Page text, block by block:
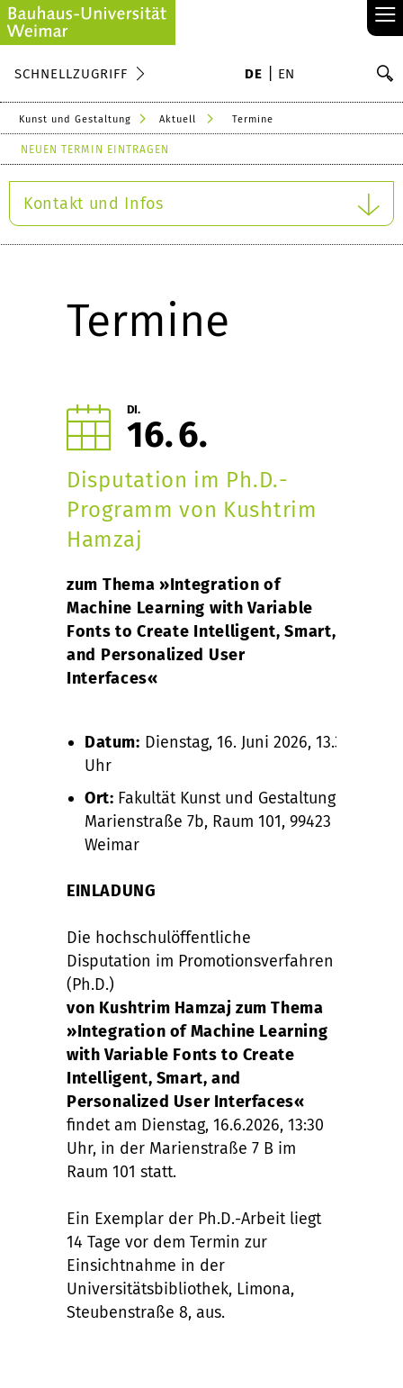
≡
SCHNELLZUGRIFF DE EN
Kunst und Gestaltung Aktuell Termine
NEUEN TERMIN EINTRAGEN
Kontakt und Infos
Termine
DI.
16 6
Disputation im Ph.D.-
Programm von Kushtrim
Hamzaj
zum Thema »Integration of
Machine Learning with Variable
Fonts to Create Intelligent, Smart,
and Personalized User
Interfaces«
Datum: Dienstag, 16. Juni 2026, 13.30
Uhr
Ort: Fakultät Kunst und Gestaltung,
Marienstraße 7b, Raum 101, 99423
Weimar
EINLADUNG
Die hochschulöffentliche
Disputation im Promotionsverfahren
(Ph.D.)
von Kushtrim Hamzaj zum Thema
»Integration of Machine Learning
with Variable Fonts to Create
Intelligent, Smart, and
Personalized User Interfaces«
findet am Dienstag, 16.6.2026, 13:30
Uhr, in der Marienstraße 7 B im
Raum 101 statt.
Ein Exemplar der Ph.D.-Arbeit liegt
14 Tage vor dem Termin zur
Einsichtnahme in der
Universitätsbibliothek, Limona,
Steubenstraße 8, aus.